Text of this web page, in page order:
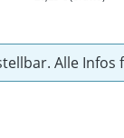
Alle Infos